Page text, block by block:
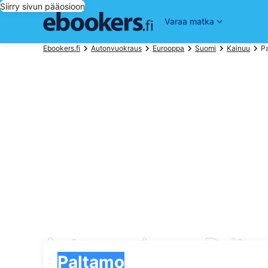
Siirry sivun pääosioon
Varaa matka
Ebookers.fi Autonvuokraus Eurooppa Suomi Kainuu
Autonvuokraus
Paltamo